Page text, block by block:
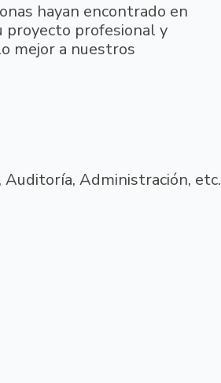
hayan encontrado en
proyecto profesional y
mejor a nuestros
Auditoría, Administración, etc.